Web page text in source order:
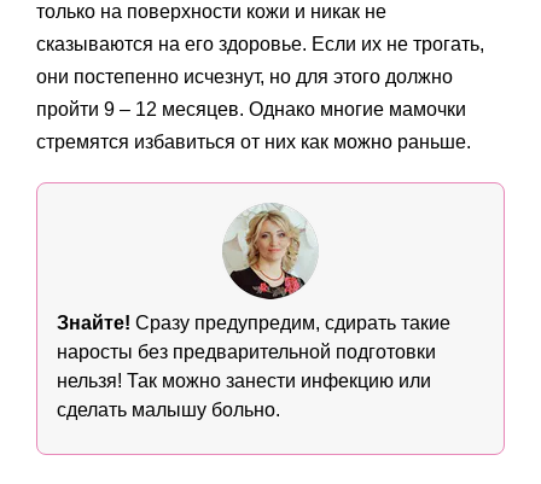
только на поверхности кожи и никак не
сказываются на его здоровье. Если их не трогать,
они постепенно исчезнут, но для этого должно
пройти 9 – 12 месяцев. Однако многие мамочки
стремятся избавиться от них как можно раньше.
Знайте! Сразу предупредим, сдирать такие
наросты без предварительной подготовки
нельзя! Так можно занести инфекцию или
сделать малышу больно.